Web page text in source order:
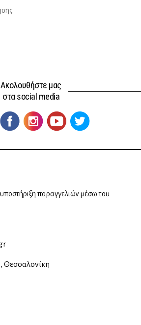
Ακολουθήστε μας
στα social media
υποστήριξη παραγγελιών μέσω του
Θεσσαλονίκη